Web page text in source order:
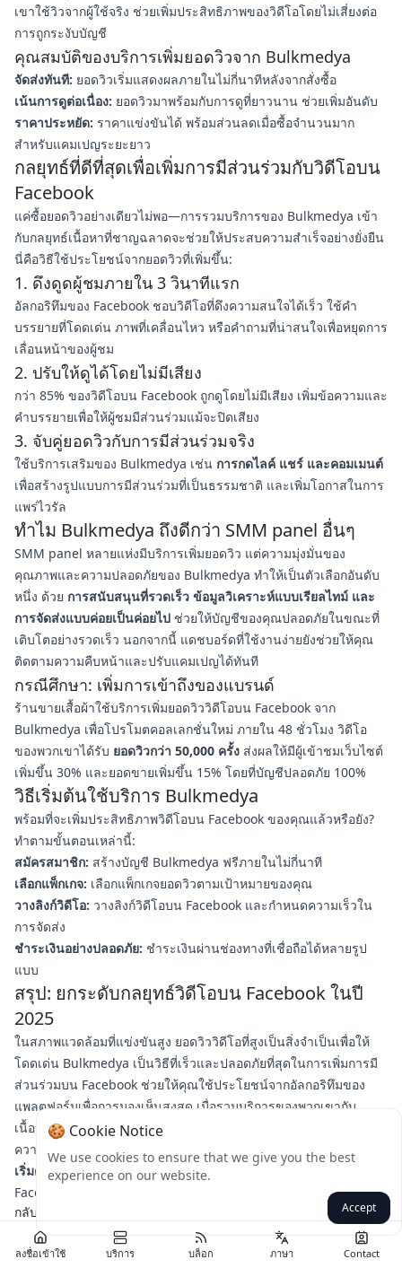
ลงชื่อเข้าใช้ บริการ บล็อก ภาษา Contact
เขาใช้วิวจากผู้ใช้จริง ช่วยเพิ่มประสิทธิภาพของวิดีโอโดยไม่เสี่ยงต่อ
การถูกระงับบัญชี
คุณสมบัติของบริการเพิ่มยอดวิวจาก Bulkmedya
จัดส่งทันที: ยอดวิวเริ่มแสดงผลภายในไม่กี่นาทีหลังจากสั่งซื้อ
เน้นการดูต่อเนื่อง: ยอดวิวมาพร้อมกับการดูที่ยาวนาน ช่วยเพิ่มอันดับ
ราคาประหยัด: ราคาแข่งขันได้ พร้อมส่วนลดเมื่อซื้อจำนวนมาก
สำหรับแคมเปญระยะยาว
กลยุทธ์ที่ดีที่สุดเพื่อเพิ่มการมีส่วนร่วมกับวิดีโอบน
Facebook
แค่ซื้อยอดวิวอย่างเดียวไม่พอ—การรวมบริการของ Bulkmedya เข้า
กับกลยุทธ์เนื้อหาที่ชาญฉลาดจะช่วยให้ประสบความสำเร็จอย่างยั่งยืน
นี่คือวิธีใช้ประโยชน์จากยอดวิวที่เพิ่มขึ้น:
1. ดึงดูดผู้ชมภายใน 3 วินาทีแรก
อัลกอริทึมของ Facebook ชอบวิดีโอที่ดึงความสนใจได้เร็ว ใช้คำ
บรรยายที่โดดเด่น ภาพที่เคลื่อนไหว หรือคำถามที่น่าสนใจเพื่อหยุดการ
เลื่อนหน้าของผู้ชม
2. ปรับให้ดูได้โดยไม่มีเสียง
กว่า 85% ของวิดีโอบน Facebook ถูกดูโดยไม่มีเสียง เพิ่มข้อความและ
คำบรรยายเพื่อให้ผู้ชมมีส่วนร่วมแม้จะปิดเสียง
3. จับคู่ยอดวิวกับการมีส่วนร่วมจริง
ใช้บริการเสริมของ Bulkmedya เช่น การกดไลค์ แชร์ และคอมเมนต์
เพื่อสร้างรูปแบบการมีส่วนร่วมที่เป็นธรรมชาติ และเพิ่มโอกาสในการ
แพร่ไวรัล
ทำไม Bulkmedya ถึงดีกว่า SMM panel อื่นๆ
SMM panel หลายแห่งมีบริการเพิ่มยอดวิว แต่ความมุ่งมั่นของ
คุณภาพและความปลอดภัยของ Bulkmedya ทำให้เป็นตัวเลือกอันดับ
หนึ่ง ด้วย การสนับสนุนที่รวดเร็ว ข้อมูลวิเคราะห์แบบเรียลไทม์ และ
การจัดส่งแบบค่อยเป็นค่อยไป ช่วยให้บัญชีของคุณปลอดภัยในขณะที่
เติบโตอย่างรวดเร็ว นอกจากนี้ แดชบอร์ดที่ใช้งานง่ายยังช่วยให้คุณ
ติดตามความคืบหน้าและปรับแคมเปญได้ทันที
กรณีศึกษา: เพิ่มการเข้าถึงของแบรนด์
ร้านขายเสื้อผ้าใช้บริการเพิ่มยอดวิววิดีโอบน Facebook จาก
Bulkmedya เพื่อโปรโมตคอลเลกชั่นใหม่ ภายใน 48 ชั่วโมง วิดีโอ
ของพวกเขาได้รับ ยอดวิวกว่า 50,000 ครั้ง ส่งผลให้มีผู้เข้าชมเว็บไซต์
เพิ่มขึ้น 30% และยอดขายเพิ่มขึ้น 15% โดยที่บัญชีปลอดภัย 100%
วิธีเริ่มต้นใช้บริการ Bulkmedya
พร้อมที่จะเพิ่มประสิทธิภาพวิดีโอบน Facebook ของคุณแล้วหรือยัง?
ทำตามขั้นตอนเหล่านี้:
สมัครสมาชิก: สร้างบัญชี Bulkmedya ฟรีภายในไม่กี่นาที
เลือกแพ็กเกจ: เลือกแพ็กเกจยอดวิวตามเป้าหมายของคุณ
วางลิงก์วิดีโอ: วางลิงก์วิดีโอบน Facebook และกำหนดความเร็วใน
การจัดส่ง
ชำระเงินอย่างปลอดภัย: ชำระเงินผ่านช่องทางที่เชื่อถือได้หลายรูป
แบบ
สรุป: ยกระดับกลยุทธ์วิดีโอบน Facebook ในปี
2025
ในสภาพแวดล้อมที่แข่งขันสูง ยอดวิววิดีโอที่สูงเป็นสิ่งจำเป็นเพื่อให้
โดดเด่น Bulkmedya เป็นวิธีที่เร็วและปลอดภัยที่สุดในการเพิ่มการมี
ส่วนร่วมบน Facebook ช่วยให้คุณใช้ประโยชน์จากอัลกอริทึมของ
แพลตฟอร์มเพื่อการมองเห็นสูงสุด เมื่อรวมบริการของพวกเขากับ
เนื้อหาที่แข็งแกร่ง คุณจะเห็นผลลัพธ์ที่ชัดเจน—การเข้าถึงที่มากขึ้น
ความน่าเชื่อถือ และอัตราการแปลงที่สูงขึ้น
เริ่มต้นตอนนี้:เยี่ยมชมBulkmedya.com
เพื่อเริ่มเพิ่มยอดวิววิดีโอบน
Facebook วันนี้!
กลับ
🍪 Cookie Notice
We use cookies to ensure that we give you the best
experience on our website.
Accept